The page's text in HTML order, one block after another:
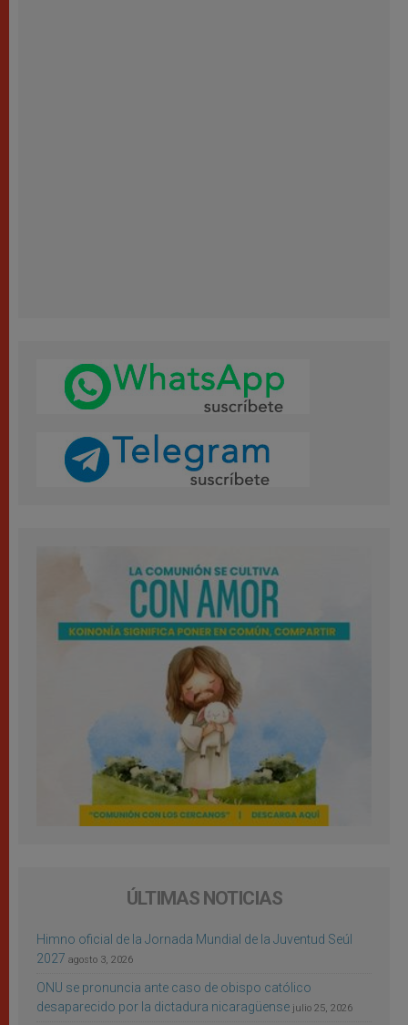
ÚLTIMAS NOTICIAS
Himno oficial de la Jornada Mundial de la Juventud Seúl
2027 agosto 3, 2026
ONU se pronuncia ante caso de obispo católico
desaparecido por la dictadura nicaragüense julio 25, 2026